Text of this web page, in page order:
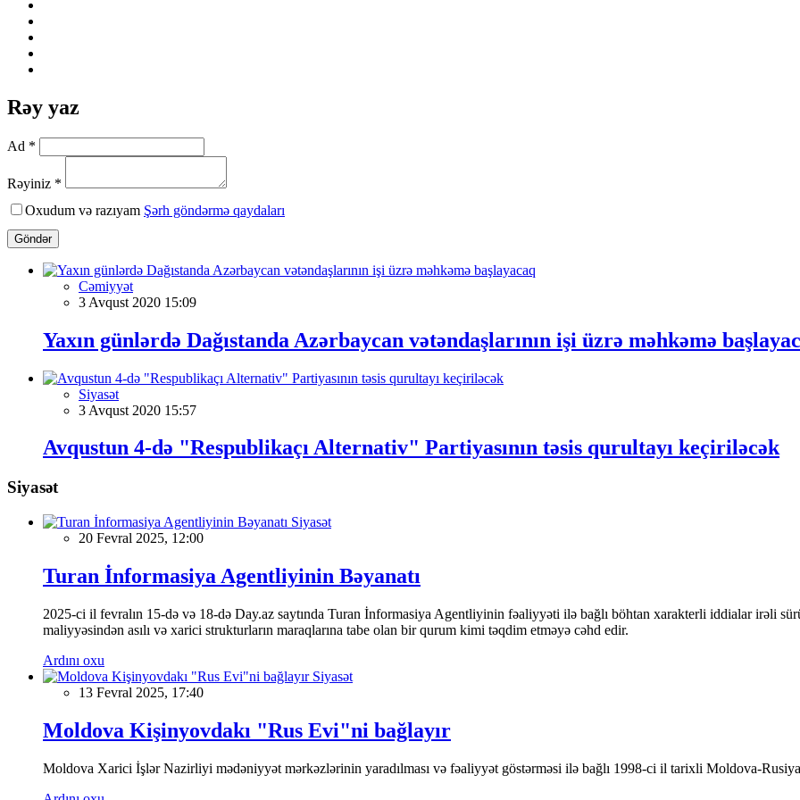
Rəy yaz
Ad *
Rəyiniz *
Oxudum və razıyam Şərh göndərmə qaydaları
Göndər
Cəmiyyət
3 Avqust 2020 15:09
Yaxın günlərdə Dağıstanda Azərbaycan vətəndaşlarının işi üzrə məhkəmə
Siyasət
3 Avqust 2020 15:57
Avqustun 4-də "Respublikaçı Alternativ" Partiyasının təsis qurultayı keçiriləcək
Siyasət
Siyasət
20 Fevral 2025, 12:00
Turan İnformasiya Agentliyinin Bəyanatı
2025-ci il fevralın 15-də və 18-də Day.az saytında Turan İnformasiya Agentliyinin fəaliyyəti ilə bağlı böhtan xarakterli iddialar irəli
maliyyəsindən asılı və xarici strukturların maraqlarına tabe olan bir qurum kimi təqdim etməyə cəhd edir.
Ardını oxu
Siyasət
13 Fevral 2025, 17:40
Moldova Kişinyovdakı "Rus Evi"ni bağlayır
Moldova Xarici İşlər Nazirliyi mədəniyyət mərkəzlərinin yaradılması və fəaliyyət göstərməsi ilə bağlı 1998-ci il tarixli Moldova-